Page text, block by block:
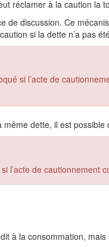
réclamer à la caution la
de discussion. Ce
si la dette n’a pas
si l’acte de
dette, il est
l’acte de cautionnement
à la consommation,